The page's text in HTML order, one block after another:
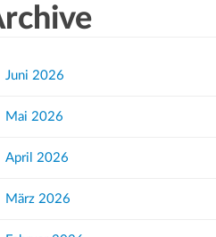
Juni 2026
Mai 2026
April 2026
März 2026